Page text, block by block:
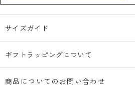
サイズガイド
ギフトラッピングについて
商品についてのお問い合わせ